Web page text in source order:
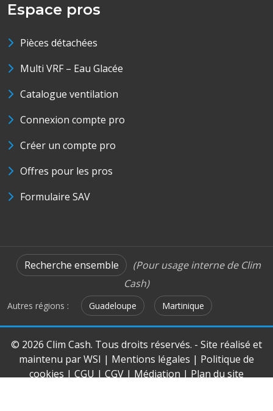
Espace pros
Pièces détachées
Multi VRF – Eau Glacée
Catalogue ventilation
Connexion compte pro
Créer un compte pro
Offres pour les pros
Formulaire SAV
Recherche ensemble
(Pour usage interne de Clim
Cash)
Autres régions : Guadeloupe Martinique
© 2026 Clim Cash. Tous droits réservés. - Site réalisé et
maintenu parWSI | Mentions légales | Politique de
cookies | CGU | CGV | Médiation | Plan du site